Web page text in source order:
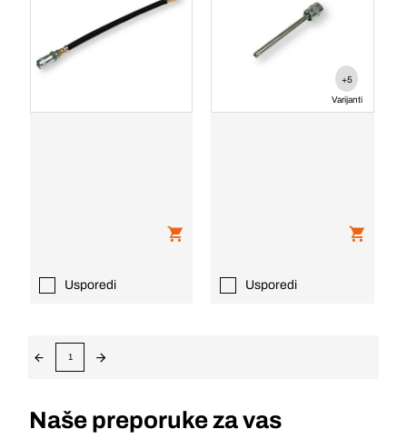
Usporedi
+5
Varijanti
Usporedi
1
Naše preporuke za vas